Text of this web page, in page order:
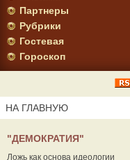
Партнеры
Рубрики
Гостевая
Гороскоп
НА ГЛАВНУЮ
"ДЕМОКРАТИЯ"
Ложь как основа идеологии